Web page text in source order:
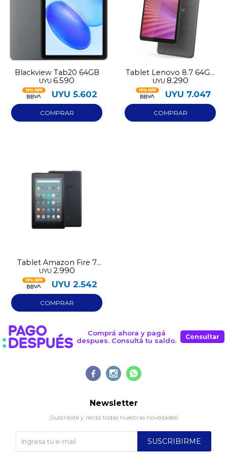
Blackview Tab20 64GB
UYU 6.590
UYU 5.602
Tablet Lenovo 8.7 64GB
con case de regalo
UYU 8.290
UYU 7.047
Tablet Amazon Fire 7
16GB
UYU 2.990
UYU 2.542
Comprá ahora y pagá
despues. Consultá tu saldo.
Consultar
  
Newsletter
¡Suscribite y recibí todas nuestras novedades!
SUSCRIBIRME
Día Mes
* sujeto a aprobación crediticia. El monto disponible
puede variar por comercio